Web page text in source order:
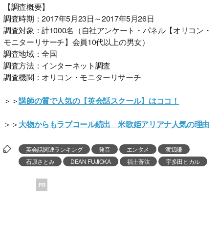
【調査概要】
調査時期：2017年5月23日～2017年5月26日
調査対象：計1000名（自社アンケート・パネル【オリコン・
モニターリサーチ】会員10代以上の男女）
調査地域：全国
調査方法：インターネット調査
調査機関：オリコン・モニターリサーチ
＞＞講師の質で人気の【英会話スクール】はココ！
＞＞大物からもラブコール続出 米歌姫アリアナ人気の理由
英会話関連ランキング 発音 エンタメ
渡辺謙
石原さとみ
DEAN FUJIOKA 福士蒼汰 宇多田ヒカル
PR